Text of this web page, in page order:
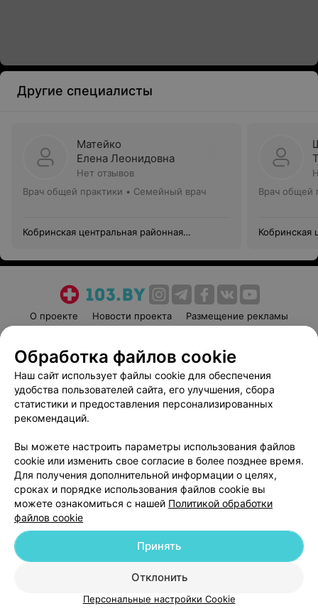
Другие специалисты
Матейко
Елена Леонидовна
Нет отзывов
Врач общей практики • Семейный врач
Кобринская центральная районная
Врач общей
Кобринская
О проекте Новости проекта
Размещение рекламы
Пользовательское соглашение
Способы оплаты
Вакансии
Партнеры
Написать руководителю 103.by
Обработка персональных данных
© 2026 ООО «Артокс Лаб», УНП 191700409
| 220012, Республика Беларусь,
Служба поддержки +375 291212755
Обработка файлов cookie
Наш сайт использует файлы cookie для обеспечения
удобства пользователей сайта, его улучшения, сбора
статистики и предоставления персонализированных
рекомендаций.
Вы можете настроить параметры использования файлов
cookie или изменить свое согласие в более позднее время.
Для получения дополнительной информации о целях,
сроках и порядке использования файлов cookie вы
можете ознакомиться с нашей Политикой обработки
файлов cookie
Отклонить
Принять
Персональные настройки Cookie